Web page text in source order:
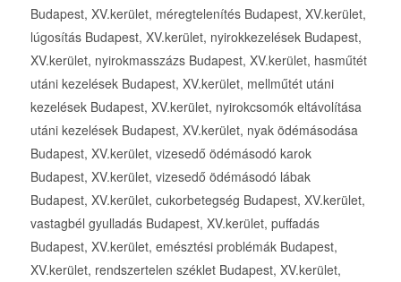
Budapest, XV.kerület, méregtelenítés Budapest, XV.kerület,
lúgosítás Budapest, XV.kerület, nyirokkezelések Budapest,
XV.kerület, nyirokmasszázs Budapest, XV.kerület, hasműtét
utáni kezelések Budapest, XV.kerület, mellműtét utáni
kezelések Budapest, XV.kerület, nyirokcsomók eltávolítása
utáni kezelések Budapest, XV.kerület, nyak ödémásodása
Budapest, XV.kerület, vizesedő ödémásodó karok
Budapest, XV.kerület, vizesedő ödémásodó lábak
Budapest, XV.kerület, cukorbetegség Budapest, XV.kerület,
vastagbél gyulladás Budapest, XV.kerület, puffadás
Budapest, XV.kerület, emésztési problémák Budapest,
XV.kerület, rendszertelen széklet Budapest, XV.kerület,